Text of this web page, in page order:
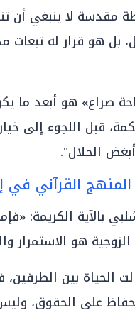
مقدسة لا ينبغي أن
هو قرار له تبعات
صراع» هو أبعد ما
قبل اللجوء إلى
الحلال".
القرآني في
بالآية الكريمة:
هو الاستمرار
الحياة بين
على الحقوق،